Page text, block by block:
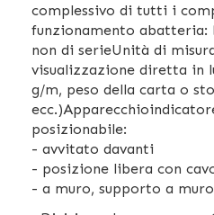
complessivo di tutti i
funzionamento abatteria:
non di serieUnità di
visualizzazione diretta in
g/m, peso della carta o
posizionabile:
- avvitato davanti
- posizione libera con
- a muro, supporto a